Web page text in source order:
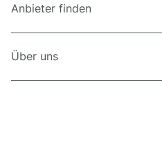
Anbieter finden
Über uns